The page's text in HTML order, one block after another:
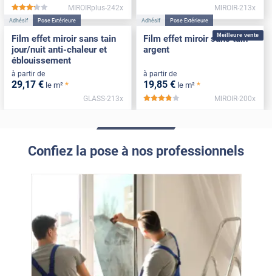
*****
MIROIRplus-242x MIROIR-213x
Adhésif Pose Extérieure
Film effet miroir sans tain
jour/nuit anti-chaleur et
éblouissement
à partir de
29,17 € le m² *
GLASS-213x
Meilleure vente
Adhésif Pose Extérieure
Film effet miroir sans tain
argent
à partir de
19,85 € le m² *
*****
MIROIR-200x
Confiez la pose à nos professionnels